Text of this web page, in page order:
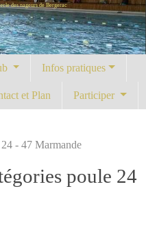
des nageurs de Bergerac
Infos pratiques
et Plan Participer
- 47 Marmande
poule 24